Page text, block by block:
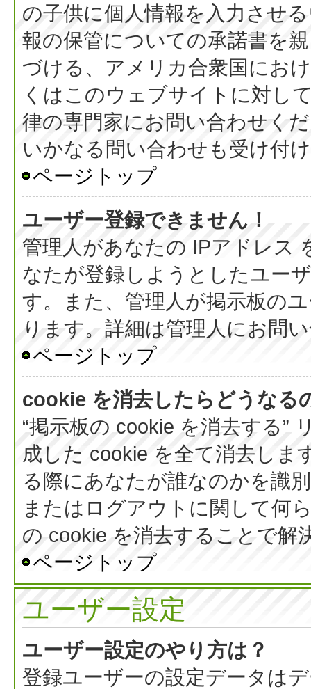
の子供に個人情報を入力させ
報の保管についての承諾書を
づける、アメリカ合衆国にお
くはこのウェブサイトに対し
律の専門家にお問い合わせく
いかなる問い合わせも受け付
ページトップ
ユーザー登録できません！
管理人があなたの IPアドレス
なたが登録しようとしたユー
す。また、管理人が掲示板の
ります。詳細は管理人にお問
ページトップ
cookie を消去したらどうなる
“掲示板の cookie を消去する”
成した cookie を全て消去しま
る際にあなたが誰なのかを識
またはログアウトに関して何
の cookie を消去することで解
ページトップ
ユーザー設定
ユーザー設定のやり方は？
登録ユーザーの設定データは